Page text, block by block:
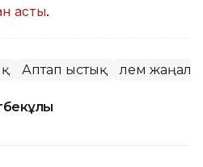
асты.
Аптап ыстық Әлем